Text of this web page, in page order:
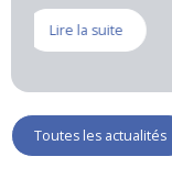
Lire la suite
Toutes les actualités